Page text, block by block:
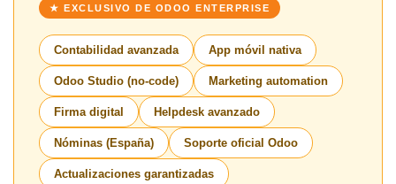
★ EXCLUSIVO DE ODOO ENTERPRISE
Contabilidad avanzada App móvil nativa
Odoo Studio (no-code) Marketing automation
Firma digital Helpdesk avanzado
Nóminas (España) Soporte oficial Odoo
Actualizaciones garantizadas